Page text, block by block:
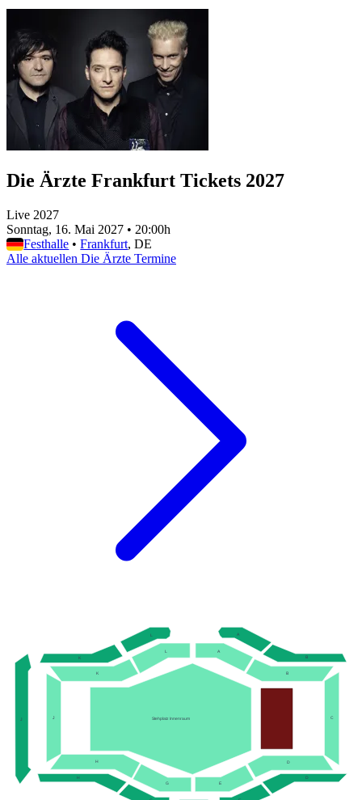
Die Ärzte Frankfurt Tickets 2027
Live 2027
Sonntag, 16. Mai 2027 • 20:00h
Festhalle • Frankfurt, DE
Alle aktuellen Die Ärzte Termine
L
L
K
K
J
H
H
G E
D
D
C
B
B
A
A
Stehplatz Innenraum